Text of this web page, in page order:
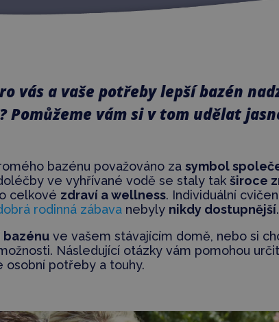
vás a vaše potřeby lepší bazén
Pomůžeme vám si v tom udělat
bazénu považováno za symbol
ve vyhřívané vodě se staly tak široce
celkové zdraví a wellness. Individuální
rodinná zábavanebyly nikdy dostupnější.
ve vašem stávajícím domě, nebo si
Následující otázky vám pomohou
osobní potřeby a touhy.